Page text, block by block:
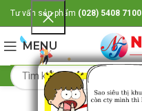
Tư vấn sản phẩm (028) 5408 7100
MENU